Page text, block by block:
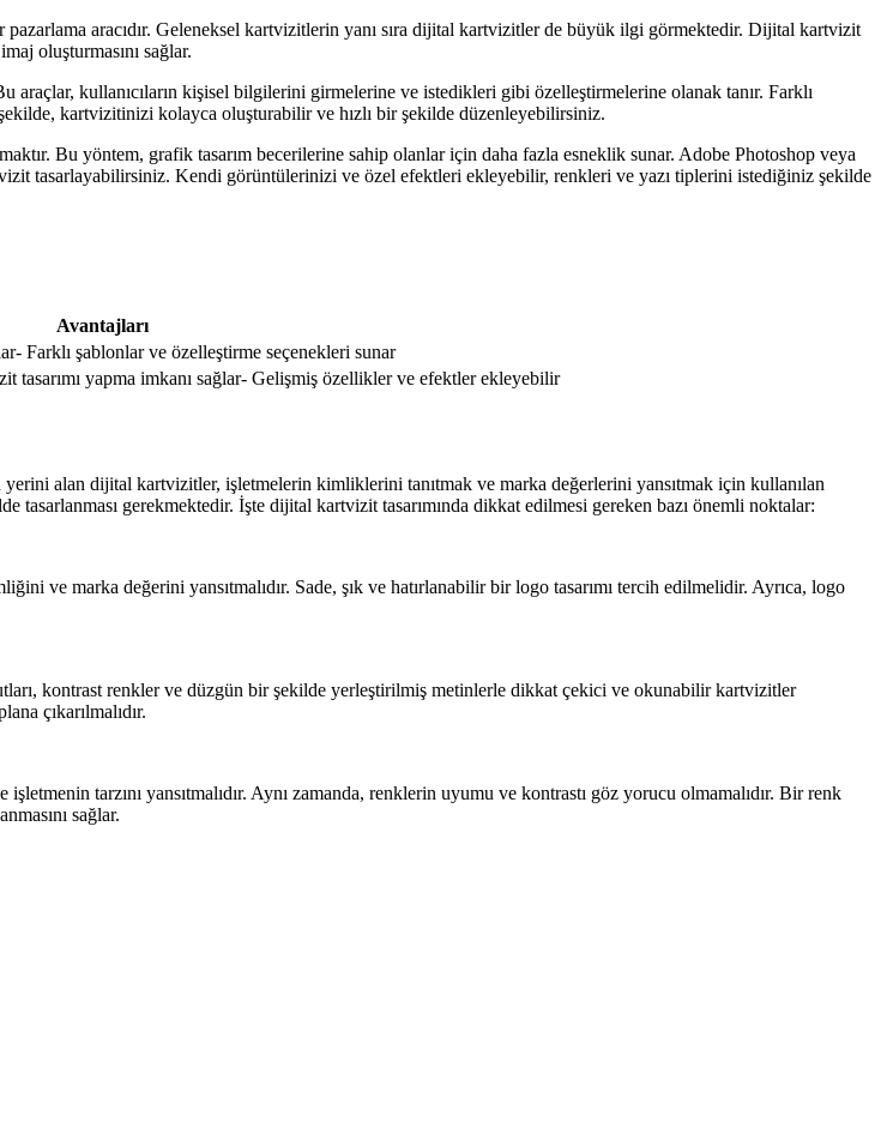
aracıdır. Geleneksel kartvizitlerin yanı sıra dijital kartvizitler de büyük ilgi görmektedir. Dijital kartvizit
oluşturmasını sağlar.
kullanıcıların kişisel bilgilerini girmelerine ve istedikleri gibi özelleştirmelerine olanak tanır. Farklı
kartvizitinizi kolayca oluşturabilir ve hızlı bir şekilde düzenleyebilirsiniz.
Bu yöntem, grafik tasarım becerilerine sahip olanlar için daha fazla esneklik sunar. Adobe Photoshop veya
tasarlayabilirsiniz. Kendi görüntülerinizi ve özel efektleri ekleyebilir, renkleri ve yazı tiplerini istediğiniz şekilde
Avantajları
Farklı şablonlar ve özelleştirme seçenekleri sunar
tasarımı yapma imkanı sağlar- Gelişmiş özellikler ve efektler ekleyebilir
alan dijital kartvizitler, işletmelerin kimliklerini tanıtmak ve marka değerlerini yansıtmak için kullanılan
gerekmektedir. İşte dijital kartvizit tasarımında dikkat edilmesi gereken bazı önemli noktalar:
ve marka değerini yansıtmalıdır. Sade, şık ve hatırlanabilir bir logo tasarımı tercih edilmelidir. Ayrıca, logo
kontrast renkler ve düzgün bir şekilde yerleştirilmiş metinlerle dikkat çekici ve okunabilir kartvizitler
çıkarılmalıdır.
tarzını yansıtmalıdır. Aynı zamanda, renklerin uyumu ve kontrastı göz yorucu olmamalıdır. Bir renk
sağlar.